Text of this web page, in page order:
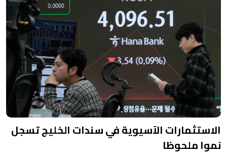
الاستثمارات الآسيوية في سندات الخليج تسجل
نموا ملحوظا